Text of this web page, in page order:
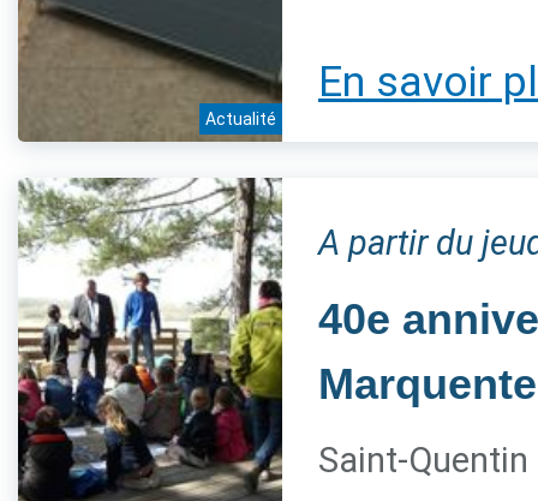
Actualité
En savoir
A partir du
40e
Saint-